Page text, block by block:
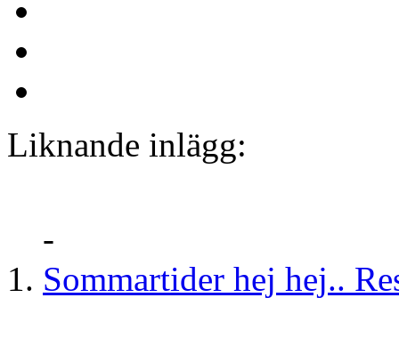
Liknande inlägg:
-
Sommartider hej hej..